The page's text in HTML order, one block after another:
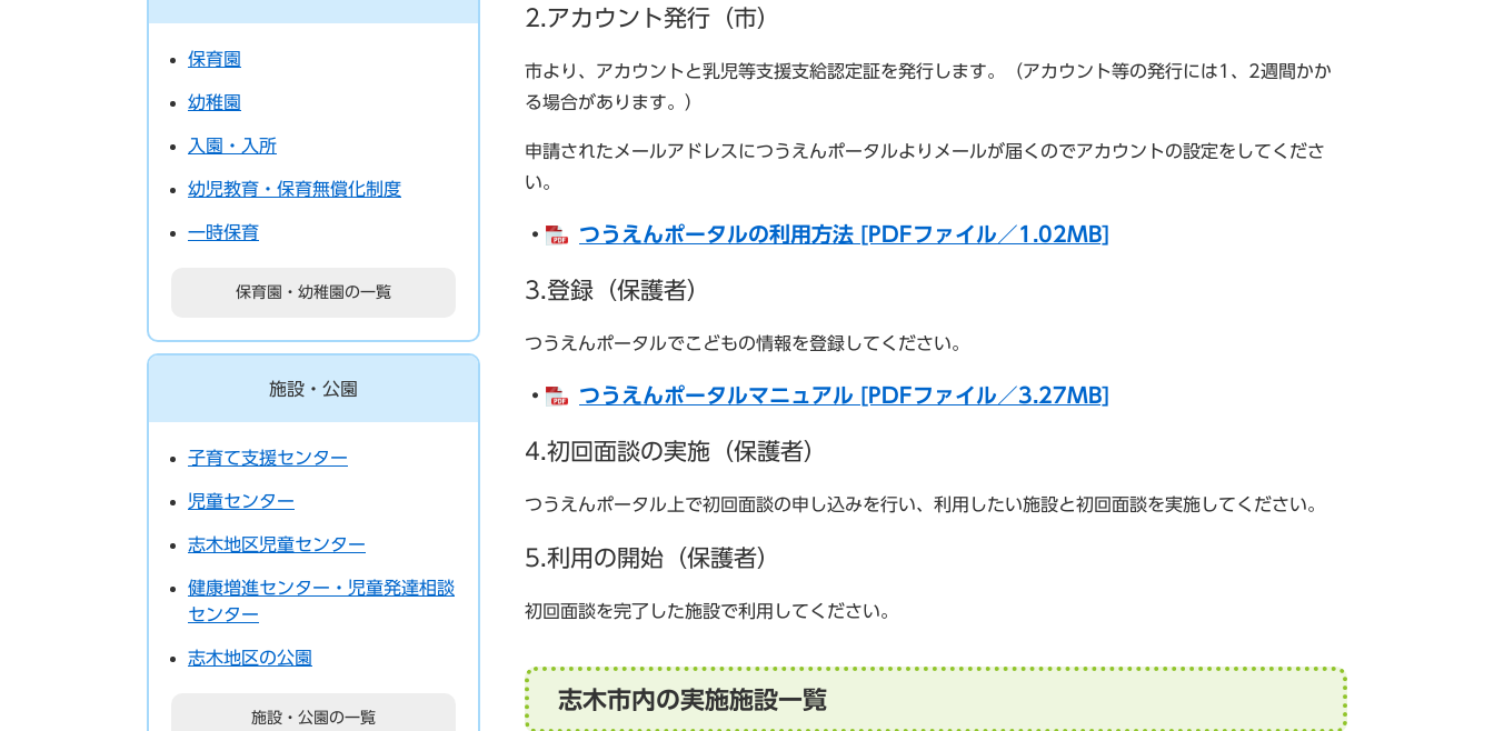
2.アカウント発行（市）
市より、アカウントと乳児等支援支給認定証を発行します。（アカウント等の発行には1、2週間かか
る場合があります。）
申請されたメールアドレスにつうえんポータルよりメールが届くのでアカウントの設定をしてくださ
い。
・ つうえんポータルの利用方法 [PDFファイル／1.02MB]
3.登録（保護者）
つうえんポータルでこどもの情報を登録してください。
・ つうえんポータルマニュアル [PDFファイル／3.27MB]
4.初回面談の実施（保護者）
つうえんポータル上で初回面談の申し込みを行い、利用したい施設と初回面談を実施してください。
5.利用の開始（保護者）
初回面談を完了した施設で利用してください。
志木市内の実施施設一覧
保育園
幼稚園
入園・入所
幼児教育・保育無償化制度
一時保育
保育園・幼稚園の一覧
施設・公園
子育て支援センター
児童センター
志木地区児童センター
健康増進センター・児童発達相談
センター
志木地区の公園
施設・公園の一覧